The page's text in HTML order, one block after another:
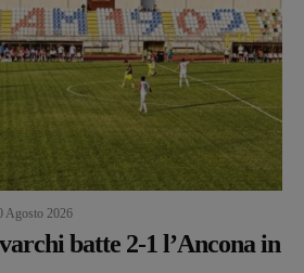
Agosto 2026
batte 2-1 l’Ancona in